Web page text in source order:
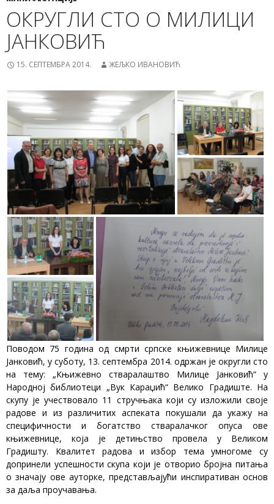
ОКРУГЛИ СТО О МИЛИЦИ
ЈАНКОВИЋ
15. СЕПТЕМБРА 2014. ЖЕЉКО ИВАНОВИЋ
Поводом 75 година од смрти српске књижевнице Милице
Јанковић, у суботу, 13. септембра 2014. одржан је округли сто
на тему: „Књижевно стваралаштво Милице Јанковић“ у
Народној библиотеци „Вук Караџић“ Велико Градиште. На
скупу је учествовало 11 стручњака који су изложили своје
радове и из различитих аспеката покушали да укажу на
специфичности и богатство стваралачког опуса ове
књижевнице, која је детињство провела у Великом
Градишту. Квалитет радова и избор тема умногоме су
допринели успешности скупа који је отворио бројна питања
о значају ове ауторке, представљајући инспиративан основ
за даља проучавања.